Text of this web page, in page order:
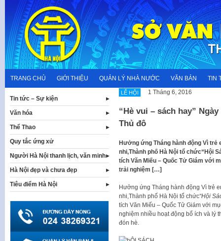
content
TRANG CHỦ GIỚI THIỆU QUẢN LÝ NHÀ NƯỚC VĂN BẢN TIN
LỄ HỘI 1 Tháng 6, 2016
“Hè vui – sách hay”
Thủ đô
Hưởng ứng Tháng hành động Vì trẻ
nhi,Thành phố Hà Nội tổ chức“Hội
tích Văn Miếu – Quốc Tử Giám với
trải nghiệm […]
Hưởng ứng Tháng hành động Vì trẻ
nhi,Thành phố Hà Nội tổ chức“Hội
tích Văn Miếu – Quốc Tử Giám với
nghiệm nhiều hoạt động bổ ích và lý
đón hè.
Tin tức – Sự kiện
Văn hóa
Thể Thao
Quy tắc ứng xử
Người Hà Nội thanh lịch, văn minh
Hà Nội đẹp và chưa đẹp
Tiêu điểm Hà Nội